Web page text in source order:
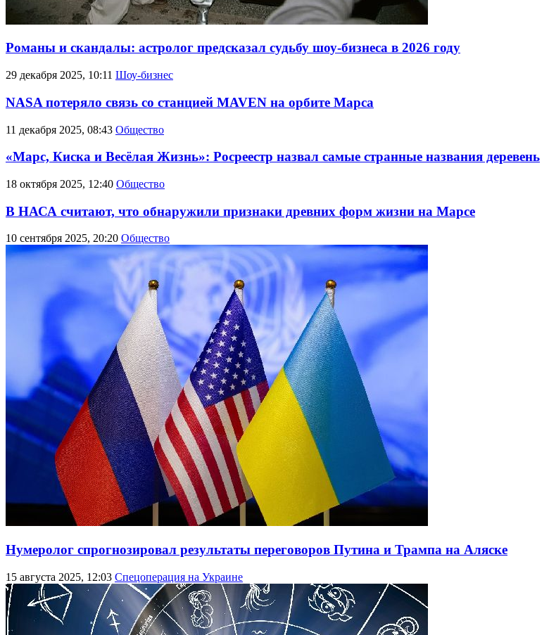
Романы и скандалы: астролог предсказал судьбу шоу-бизнеса в 2026 году
29 декабря 2025, 10:11 Шоу-бизнес
NASA потеряло связь со станцией MAVEN на орбите Марса
11 декабря 2025, 08:43 Общество
«Марс, Киска и Весёлая Жизнь»: Росреестр назвал самые странные названия деревень
18 октября 2025, 12:40 Общество
В НАСА считают, что обнаружили признаки древних форм жизни на Марсе
10 сентября 2025, 20:20 Общество
Нумеролог спрогнозировал результаты переговоров Путина и Трампа на Аляске
15 августа 2025, 12:03 Спецоперация на Украине